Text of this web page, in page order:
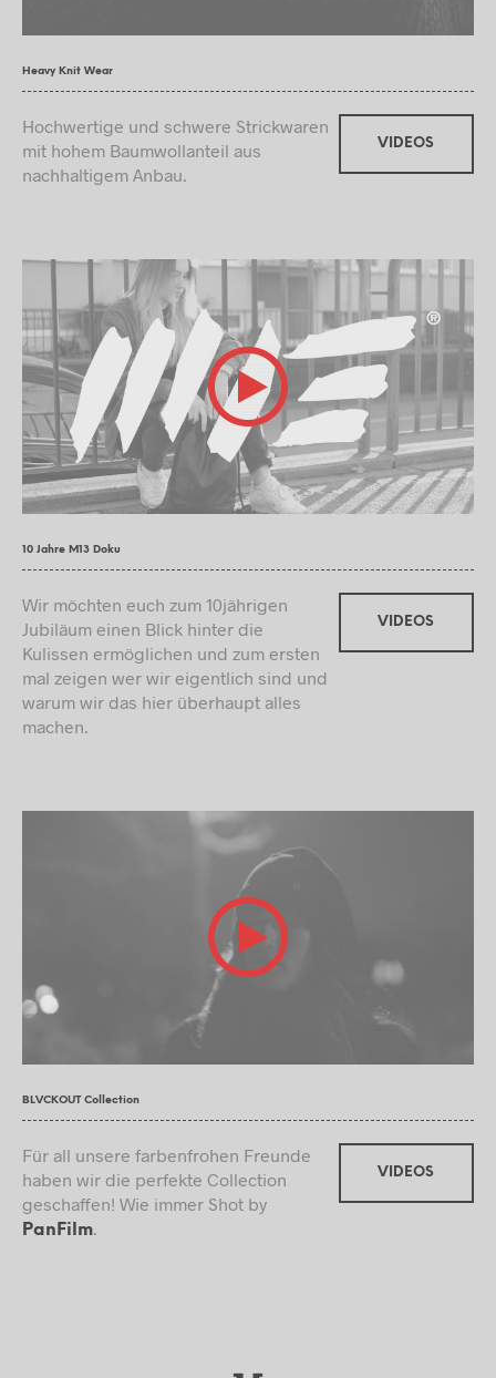
Heavy Knit Wear
Hochwertige und schwere Strickwaren
mit hohem Baumwollanteil aus
nachhaltigem Anbau.
VIDEOS
10 Jahre M13 Doku
Wir möchten euch zum 10jährigen
Jubiläum einen Blick hinter die
Kulissen ermöglichen und zum ersten
mal zeigen wer wir eigentlich sind und
warum wir das hier überhaupt alles
machen.
VIDEOS
BLVCKOUT Collection
Für all unsere farbenfrohen Freunde
haben wir die perfekte Collection
geschaffen! Wie immer Shot by
PanFilm.
VIDEOS